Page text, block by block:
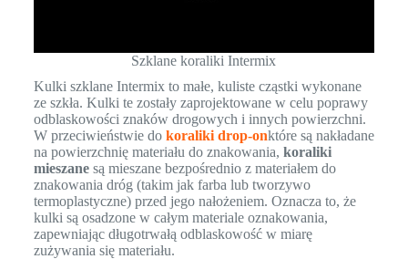
Szklane koraliki Intermix
Kulki szklane Intermix to małe, kuliste cząstki wykonane
ze szkła. Kulki te zostały zaprojektowane w celu poprawy
odblaskowości znaków drogowych i innych powierzchni.
W przeciwieństwie do koraliki drop-onktóre są nakładane
na powierzchnię materiału do znakowania, koraliki
mieszanesą mieszane bezpośrednio z materiałem do
znakowania dróg (takim jak farba lub tworzywo
termoplastyczne) przed jego nałożeniem. Oznacza to, że
kulki są osadzone w całym materiale oznakowania,
zapewniając długotrwałą odblaskowość w miarę
zużywania się materiału.